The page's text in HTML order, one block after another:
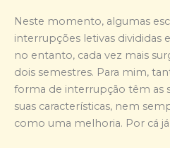
Neste momento, algumas
interrupções letivas divididas
no entanto, cada vez mais
dois semestres. Para mim,
forma de interrupção têm as
suas características, nem
como uma melhoria. Por cá